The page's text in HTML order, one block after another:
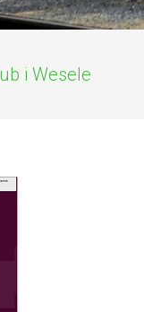
i Wesele